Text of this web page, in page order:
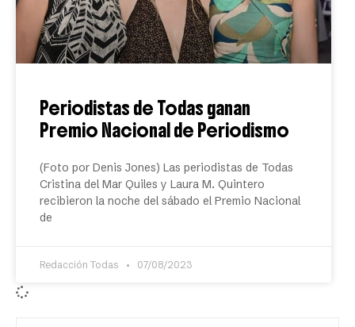
Periodistas de Todas ganan
Premio Nacional de Periodismo
(Foto por Denis Jones) Las periodistas de Todas
Cristina del Mar Quiles y Laura M. Quintero
recibieron la noche del sábado el Premio Nacional
de
Redacción Todas 07/08/2023